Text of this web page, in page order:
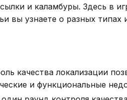
и каламбуры. Здесь в
вы узнаете о разных типах
качества локализации
и функциональные